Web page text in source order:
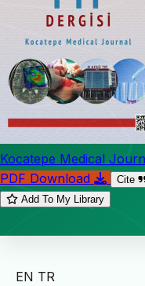
Kocatepe Medical
PDF Download
Cite
Add To My Library
EN TR